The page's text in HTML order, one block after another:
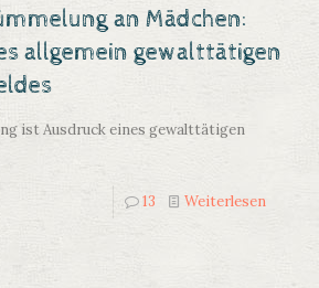
an Mädchen:
allgemein gewalttätigen
ist Ausdruck eines gewalttätigen
13 Weiterlesen